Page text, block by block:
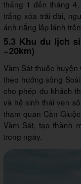
tháng 1 đến tháng
trắng xóa trải dài,
ánh nắng lấp lánh
5.3 Khu du lịch
~20km)
Vàm Sát thuộc
theo hướng sông
cho phép du khách
và hệ sinh thái ven
tham quan Cần
Vàm Sát, tạo thành
trong ngày.